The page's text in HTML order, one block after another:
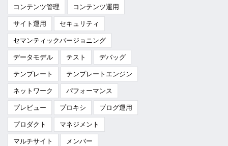
コンテンツ管理 コンテンツ運用
サイト運用 セキュリティ
セマンティックバージョニング
データモデル テスト デバッグ
テンプレート テンプレートエンジン
ネットワーク パフォーマンス
プレビュー プロキシ ブログ運用
プロダクト マネジメント
マルチサイト メンバー